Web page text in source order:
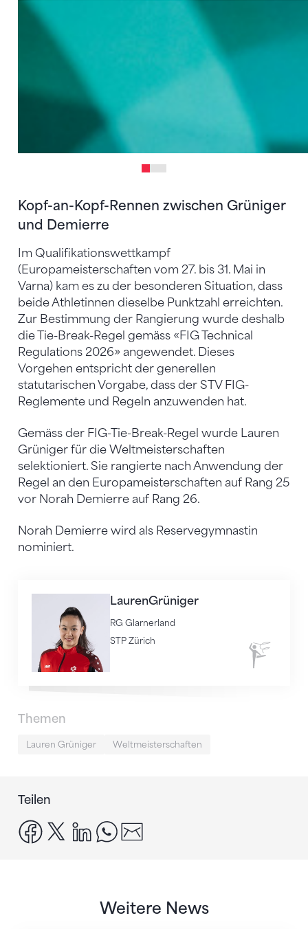
Kopf-an-Kopf-Rennen zwischen Grüniger
und Demierre
Im Qualifikationswettkampf
(Europameisterschaften vom 27. bis 31. Mai in
Varna) kam es zu der besonderen Situation, dass
beide Athletinnen dieselbe Punktzahl erreichten.
Zur Bestimmung der Rangierung wurde deshalb
die Tie-Break-Regel gemäss «FIG Technical
Regulations 2026» angewendet. Dieses
Vorgehen entspricht der generellen
statutarischen Vorgabe, dass der STV FIG-
Reglemente und Regeln anzuwenden hat.
Gemäss der FIG-Tie-Break-Regel wurde Lauren
Grüniger für die Weltmeisterschaften
selektioniert. Sie rangierte nach Anwendung der
Regel an den Europameisterschaften auf Rang 25
vor Norah Demierre auf Rang 26.
Norah Demierre wird als Reservegymnastin
nominiert.
LaurenGrüniger
RG Glarnerland
STP Zürich
Themen
Lauren Grüniger Weltmeisterschaften
Teilen
facebook
x linkedinwhatsapp
Weitere News